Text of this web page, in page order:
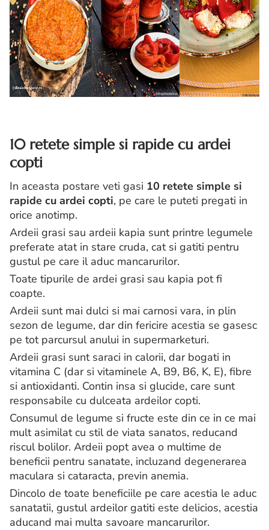
10 retete simple si rapide cu ardei
copti
In aceasta postare veti gasi 10 retete simple si
rapide cu ardei copti, pe care le puteti pregati in
orice anotimp.
Ardeii grasi sau ardeii kapia sunt printre legumele
preferate atat in stare cruda, cat si gatiti pentru
gustul pe care il aduc mancarurilor.
Toate tipurile de ardei grasi sau kapia pot fi
coapte.
Ardeii sunt mai dulci si mai carnosi vara, in plin
sezon de legume, dar din fericire acestia se gasesc
pe tot parcursul anului in supermarketuri.
Ardeii grasi sunt saraci in calorii, dar bogati in
vitamina C (dar si vitaminele A, B9, B6, K, E), fibre
si antioxidanti. Contin insa si glucide, care sunt
responsabile cu dulceata ardeilor copti.
Consumul de legume si fructe este din ce in ce mai
mult asimilat cu stil de viata sanatos, reducand
riscul bolilor. Ardeii popt avea o multime de
beneficii pentru sanatate, incluzand degenerarea
maculara si cataracta, previn anemia.
Dincolo de toate beneficiile pe care acestia le aduc
sanatatii, gustul ardeilor gatiti este delicios, acestia
aducand mai multa savoare mancarurilor.